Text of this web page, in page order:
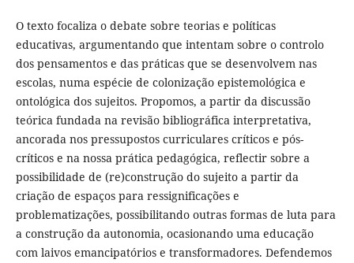
O texto focaliza o debate sobre teorias e políticas
educativas, argumentando que intentam sobre o controlo
dos pensamentos e das práticas que se desenvolvem nas
escolas, numa espécie de colonização epistemológica e
ontológica dos sujeitos. Propomos, a partir da discussão
teórica fundada na revisão bibliográfica interpretativa,
ancorada nos pressupostos curriculares críticos e pós-
críticos e na nossa prática pedagógica, reflectir sobre a
possibilidade de (re)construção do sujeito a partir da
criação de espaços para ressignificações e
problematizações, possibilitando outras formas de luta para
a construção da autonomia, ocasionando uma educação
com laivos emancipatórios e transformadores. Defendemos